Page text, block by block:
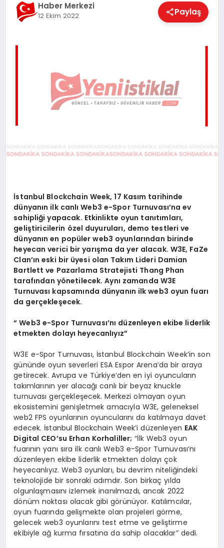
MAGAZIN
TEKNOLOJI
Haber Merkezi
12 Ekim 2022 Paylaş
İstanbul Blockchain Week, 17 Kasım tarihinde
dünyanın ilk canlı Web3 e-Spor Turnuvası’na ev
sahipliği yapacak. Etkinlikte oyun tanıtımları,
geliştiricilerin özel duyuruları, demo testleri ve
dünyanın en popüler web3 oyunlarından birinde
heyecan verici bir yarışma da yer alacak. W3E, FaZe
Clan’ın eski bir üyesi olan Takım Lideri Damian
Bartlett ve Pazarlama Stratejisti Thang Phan
tarafından yönetilecek. Aynı zamanda W3E
Turnuvası kapsamında dünyanın ilk web3 oyun fuarı
da gerçekleşecek.
“ Web3 e-Spor Turnuvası’nı düzenleyen ekibe liderlik
etmekten dolayı heyecanlıyız”
W3E e-Spor Turnuvası, İstanbul Blockchain Week’in son
gününde oyun severleri ESA Espor Arena’da bir araya
getirecek. Avrupa ve Türkiye’den en iyi oyuncuların
takımlarının yer alacağı canlı bir beyaz knuckle
turnuvası gerçekleşecek. Merkezi olmayan oyun
ekosistemini genişletmek amacıyla W3E, geleneksel
web2 FPS oyunlarının oyuncularını da katılmaya davet
edecek. İstanbul Blockchain Week’i düzenleyen EAK
Digital CEO’su Erhan Korhaliller; “İlk Web3 oyun
fuarının yanı sıra ilk canlı Web3 e-Spor Turnuvası’nı
düzenleyen ekibe liderlik etmekten dolayı çok
heyecanlıyız. Web3 oyunları, bu devrim niteliğindeki
teknolojide bir sonraki adımdır. Son birkaç yılda
olgunlaşmasını izlemek inanılmazdı, ancak 2022
dönüm noktası olacak gibi görünüyor. Katılımcılar,
oyun fuarında gelişmekte olan projeleri görme,
gelecek web3 oyunlarını test etme ve geliştirme
ekibiyle ağ kurma fırsatına da sahip olacaklar” dedi.